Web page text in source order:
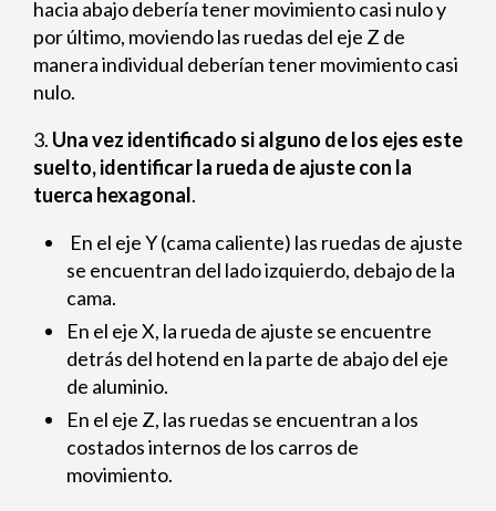
hacia abajo debería tener movimiento casi nulo y
por último, moviendo las ruedas del eje Z de
manera individual deberían tener movimiento casi
nulo.
3. Una vez identificado si alguno de los ejes este
suelto, identificar la rueda de ajuste con la
tuerca hexagonal.
En el eje Y (cama caliente) las ruedas de ajuste
se encuentran del lado izquierdo, debajo de la
cama.
En el eje X, la rueda de ajuste se encuentre
detrás del hotend en la parte de abajo del eje
de aluminio.
En el eje Z, las ruedas se encuentran a los
costados internos de los carros de
movimiento.